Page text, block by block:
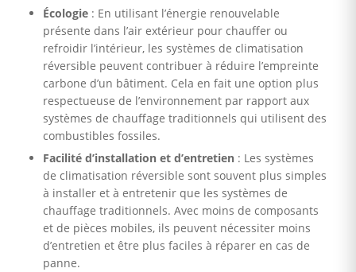
Écologie : En utilisant l’énergie renouvelable
présente dans l’air extérieur pour chauffer ou
refroidir l’intérieur, les systèmes de climatisation
réversible peuvent contribuer à réduire l’empreinte
carbone d’un bâtiment. Cela en fait une option plus
respectueuse de l’environnement par rapport aux
systèmes de chauffage traditionnels qui utilisent des
combustibles fossiles.
Facilité d’installation et d’entretien : Les systèmes
de climatisation réversible sont souvent plus simples
à installer et à entretenir que les systèmes de
chauffage traditionnels. Avec moins de composants
et de pièces mobiles, ils peuvent nécessiter moins
d’entretien et être plus faciles à réparer en cas de
panne.